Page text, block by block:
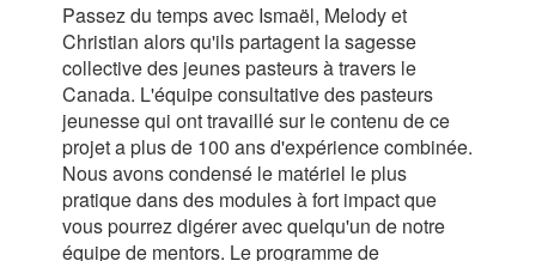
Passez du temps avec Ismaël, Melody et
Christian alors qu'ils partagent la sagesse
collective des jeunes pasteurs à travers le
Canada. L'équipe consultative des pasteurs
jeunesse qui ont travaillé sur le contenu de ce
projet a plus de 100 ans d'expérience combinée.
Nous avons condensé le matériel le plus
pratique dans des modules à fort impact que
vous pourrez digérer avec quelqu'un de notre
équipe de mentors. Le programme de